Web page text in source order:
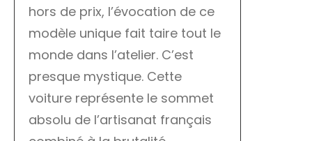
hors de prix, l’évocation de ce
modèle unique fait taire tout le
monde dans l’atelier. C’est
presque mystique. Cette
voiture représente le sommet
absolu de l’artisanat français